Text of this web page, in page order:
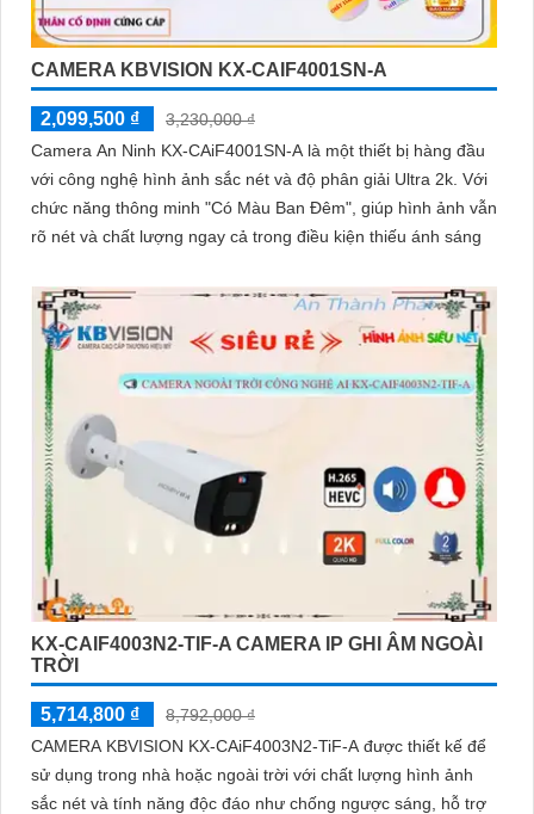
CAMERA KBVISION KX-CAIF4001SN-A
2,099,500 ₫
3,230,000 ₫
Camera An Ninh KX-CAiF4001SN-A là một thiết bị hàng đầu
với công nghệ hình ảnh sắc nét và độ phân giải Ultra 2k. Với
chức năng thông minh "Có Màu Ban Đêm", giúp hình ảnh vẫn
rõ nét và chất lượng ngay cả trong điều kiện thiếu ánh sáng
KX-CAIF4003N2-TIF-A CAMERA IP GHI ÂM NGOÀI
TRỜI
5,714,800 ₫
8,792,000 ₫
CAMERA KBVISION KX-CAiF4003N2-TiF-A được thiết kế để
sử dụng trong nhà hoặc ngoài trời với chất lượng hình ảnh
sắc nét và tính năng độc đáo như chống ngược sáng, hỗ trợ